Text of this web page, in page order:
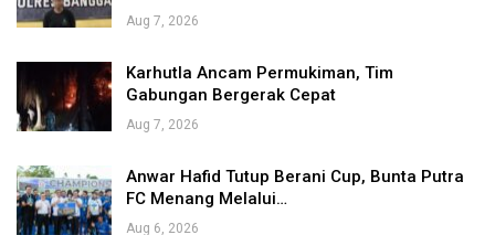
Aug 7, 2026
Karhutla Ancam Permukiman, Tim
Gabungan Bergerak Cepat
Aug 7, 2026
Anwar Hafid Tutup Berani Cup, Bunta Putra
FC Menang Melalui…
Aug 6, 2026